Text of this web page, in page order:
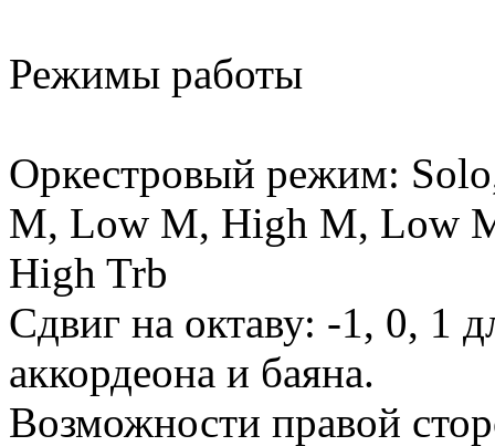
Режимы работы
Оркестровый режим:
M, Low M, High M, Low
High Trb
Сдвиг на октаву: -1, 0, 1
аккордеона и баяна.
Возможности правой